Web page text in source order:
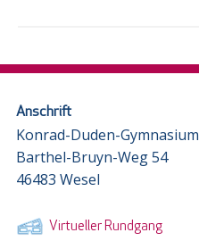
Anschrift
Konrad-Duden-Gymnasium
Barthel-Bruyn-Weg 54
46483 Wesel
Virtueller Rundgang